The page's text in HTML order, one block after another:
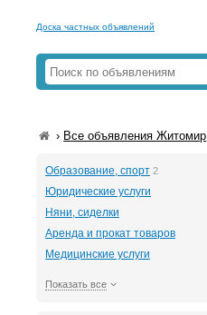
Доска частных объявлений
› Все объявления Житомир
Образование, спорт 2
Юридические услуги
Няни, сиделки
Аренда и прокат товаров
Медицинские услуги
Показать все